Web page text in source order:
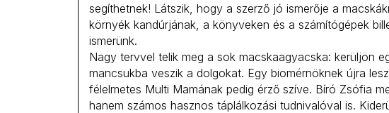
segíthetnek! Látszik, hogy a szerző jó ismerője a
környék kandúrjának, a könyveken és a számítógépek
ismerünk.
Nagy tervvel telik meg a sok macskaagyacska: kerüljön
mancsukba veszik a dolgokat. Egy biomérnöknek újra
félelmetes Multi Mamának pedig érző szíve. Bíró Zsófia
hanem számos hasznos táplálkozási tudnivalóval is.